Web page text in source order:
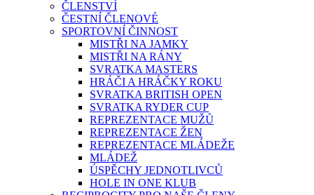
ČLENSTVÍ
ČESTNÍ ČLENOVÉ
SPORTOVNÍ ČINNOST
MISTŘI NA JAMKY
MISTŘI NA RÁNY
SVRATKA MASTERS
HRÁČI A HRÁČKY ROKU
SVRATKA BRITISH OPEN
SVRATKA RYDER CUP
REPREZENTACE MUŽŮ
REPREZENTACE ŽEN
REPREZENTACE MLÁDEŽE
MLÁDEŽ
ÚSPĚCHY JEDNOTLIVCŮ
HOLE IN ONE KLUB